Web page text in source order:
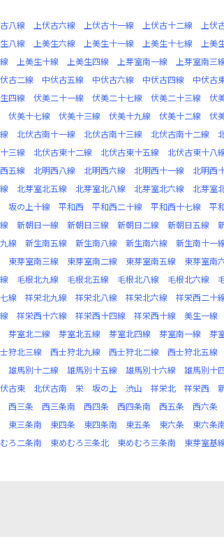
八線 上伏古六線 上伏古十一線 上伏古十二線 上伏
八線 上美生六線 上美生十一線 上美生十七線 上美
上美生十線 上美生四線 上芽室南一線 上芽室南三
古二線 中伏古五線 中伏古六線 中伏古四線 中伏古
四線 伏美二十一線 伏美二十七線 伏美二十三線 伏
伏美十七線 伏美十三線 伏美十九線 伏美十二線 伏
北伏古南十一線 北伏古南十三線 北伏古南十二線
三線 北伏古東十二線 北伏古東十五線 北伏古東十八
五線 北明西八線 北明西六線 北明西十一線 北明西
北芽室北五線 北芽室北八線 北芽室北六線 北芽室
坂の上十線 平和西 平和西二十線 平和西十七線 平
新朝日一線 新朝日三線 新朝日二線 新朝日五線
線 新生南五線 新生南八線 新生南六線 新生南十一
東芽室南三線 東芽室南二線 東芽室南五線 東芽室南
毛根北九線 毛根北五線 毛根北八線 毛根北六線
線 祥栄北九線 祥栄北八線 祥栄北六線 祥栄西二十
祥栄西十六線 祥栄西十四線 祥栄西十線 美生一線
芽室北二線 芽室北五線 芽室北四線 芽室南一線 芽
狩北三線 西士狩北九線 西士狩北二線 西士狩北五線
雄馬別十二線 雄馬別十五線 雄馬別十六線 雄馬別十
古東 北伏古南 栄 坂の上 渋山 祥栄北 祥栄西
西三条 西三条南 西四条 西四条南 西五条 西六条
東三条南 東四条 東四条南 東五条 東六条 東六条
ろ二条南 東めむろ三条北 東めむろ三条南 東芽室基